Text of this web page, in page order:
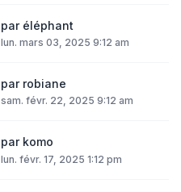
par éléphant
lun. mars 03, 2025 9:12 am
par robiane
sam. févr. 22, 2025 9:12 am
par komo
lun. févr. 17, 2025 1:12 pm